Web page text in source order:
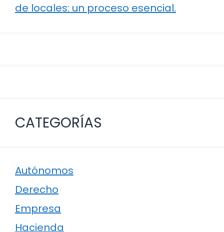
de locales: un proceso esencial.
CATEGORÍAS
Autónomos
Derecho
Empresa
Hacienda